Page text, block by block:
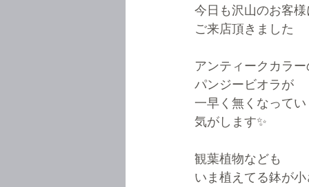
今日も沢山のお客様
ご来店頂きました
アンティークカラー
パンジービオラが
一早く無くなって
気がします✨
観葉植物なども
いま植えてる鉢が